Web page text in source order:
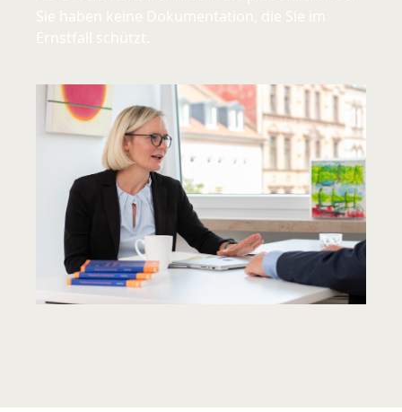
Sie haben keine Dokumentation, die Sie im
Ernstfall schützt.